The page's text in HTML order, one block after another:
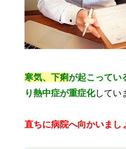
寒気、下痢が起こってい
り熱中症が重症化してい
直ちに病院へ向かいまし